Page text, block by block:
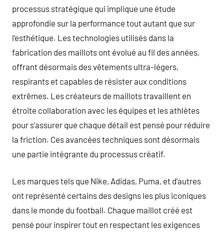
processus stratégique qui implique une étude
approfondie sur la performance tout autant que sur
l’esthétique. Les technologies utilisés dans la
fabrication des maillots ont évolué au fil des années,
offrant désormais des vêtements ultra-légers,
respirants et capables de résister aux conditions
extrêmes. Les créateurs de maillots travaillent en
étroite collaboration avec les équipes et les athlètes
pour s’assurer que chaque détail est pensé pour réduire
la friction. Ces avancées techniques sont désormais
une partie intégrante du processus créatif.
Les marques tels que Nike, Adidas, Puma, et d’autres
ont représenté certains des designs les plus iconiques
dans le monde du football. Chaque maillot créé est
pensé pour inspirer tout en respectant les exigences